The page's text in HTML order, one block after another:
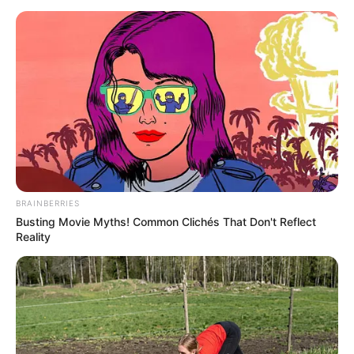
A hangsúly inkább azon van, hogy azok kapjanak
nagyobb segítséget, akiknek a legnehezebb
kijönniük a havi ellátásból, így a kisebb nyugdíjból
élők nagyobb arányú támogatást kaphatnának.
BRAINBERRIES
Busting Movie Myths! Common Clichés That Don't Reflect
Reality